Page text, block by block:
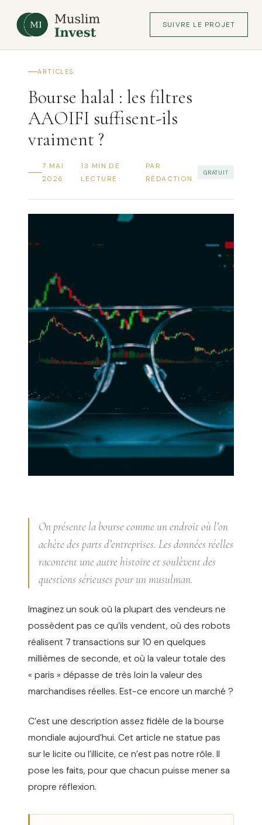
SUIVRE LE PROJET
ARTICLES
Bourse halal : les filtres
AAOIFI suffisent-ils
vraiment ?
7 MAI
2026
·
13 MIN DE
LECTURE
·
PAR
RÉDACTION
GRATUIT
On présente la bourse comme un endroit où l’on
achète des parts d’entreprises. Les données réelles
racontent une autre histoire et soulèvent des
questions sérieuses pour un musulman.
Imaginez un souk où la plupart des vendeurs ne
possèdent pas ce qu’ils vendent, où des robots
réalisent 7 transactions sur 10 en quelques
millièmes de seconde, et où la valeur totale des
« paris » dépasse de très loin la valeur des
marchandises réelles. Est-ce encore un marché ?
C’est une description assez fidèle de la bourse
mondiale aujourd’hui. Cet article ne statue pas
sur le licite ou l’illicite, ce n’est pas notre rôle. Il
pose les faits, pour que chacun puisse mener sa
propre réflexion.